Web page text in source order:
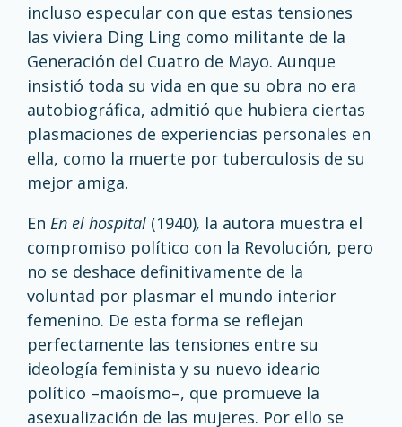
incluso especular con que estas tensiones
las viviera Ding Ling como militante de la
Generación del Cuatro de Mayo. Aunque
insistió toda su vida en que su obra no era
autobiográfica, admitió que hubiera ciertas
plasmaciones de experiencias personales en
ella, como la muerte por tuberculosis de su
mejor amiga.
En En el hospital (1940), la autora muestra el
compromiso político con la Revolución, pero
no se deshace definitivamente de la
voluntad por plasmar el mundo interior
femenino. De esta forma se reflejan
perfectamente las tensiones entre su
ideología feminista y su nuevo ideario
político –maoísmo–, que promueve la
asexualización de las mujeres. Por ello se